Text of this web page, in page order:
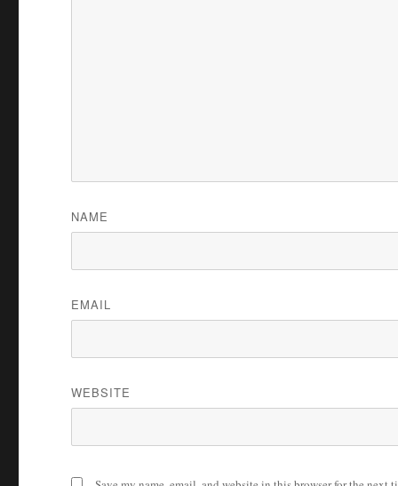
NAME
EMAIL
WEBSITE